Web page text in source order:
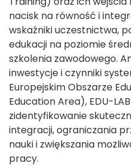
nacisk na równość i
wskaźniki uczestnictwa,
edukacji na poziomie
szkolenia zawodowego.
inwestycje i czynniki
Europejskim Obszarze
Education Area), EDU-
zidentyfikowanie
integracji, ograniczania
nauki i zwiększania
pracy.